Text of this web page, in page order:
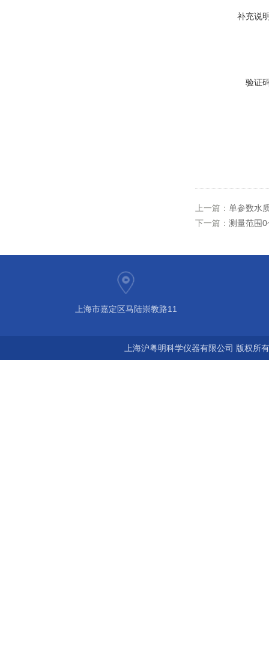
补充说
验证
上一篇： 单参数水
下一篇： 测量范围
上海市嘉定区马陆崇教路11
上海沪粤明科学仪器有限公司 版权所